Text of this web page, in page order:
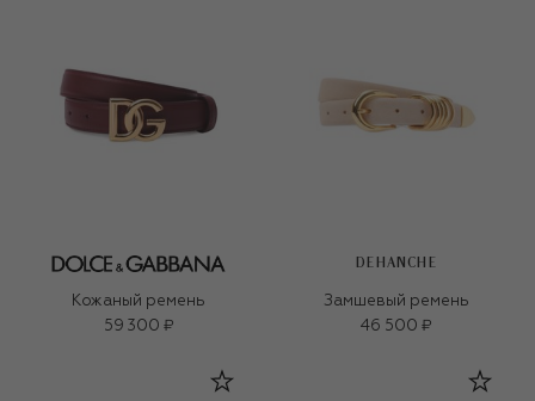
Кожаный ремень
59 300 ₽
DEHANCHE
Замшевый ремень
46 500 ₽